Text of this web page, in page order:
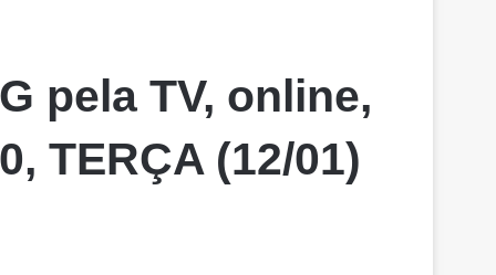
pela TV, online,
TERÇA (12/01)